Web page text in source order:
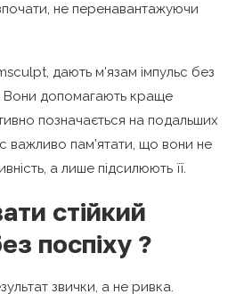
не перенавантажуючи
дають м’язам імпульс без
Вони допомагають краще
позначається на подальших
важливо пам’ятати, що вони не
а лише підсилюють її.
стійкий
поспіху ?
звички, а не ривка.